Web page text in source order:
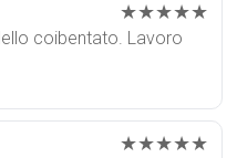
★★★★★
coibentato. Lavoro
★★★★★